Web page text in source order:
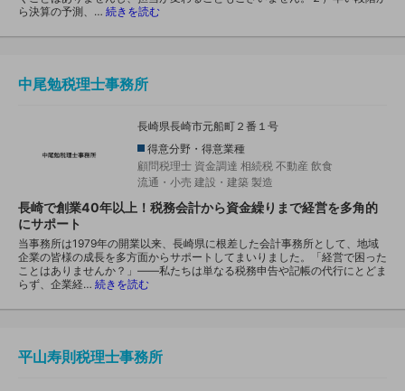
ら決算の予測、… 続きを読む
中尾勉税理士事務所
長崎県長崎市元船町２番１号
得意分野・得意業種
顧問税理士 資金調達 相続税 不動産 飲食
流通・小売 建設・建築 製造
長崎で創業40年以上！税務会計から資金繰りまで経営を多角的
にサポート
当事務所は1979年の開業以来、長崎県に根差した会計事務所として、地域
企業の皆様の成長を多方面からサポートしてまいりました。「経営で困った
ことはありませんか？」――私たちは単なる税務申告や記帳の代行にとどま
らず、企業経… 続きを読む
平山寿則税理士事務所